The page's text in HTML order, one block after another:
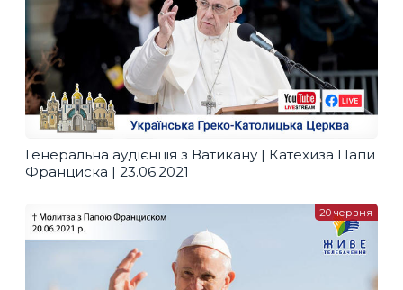
Генеральна аудієнція з Ватикану | Катехиза Папи
Франциска | 23.06.2021
20 червня